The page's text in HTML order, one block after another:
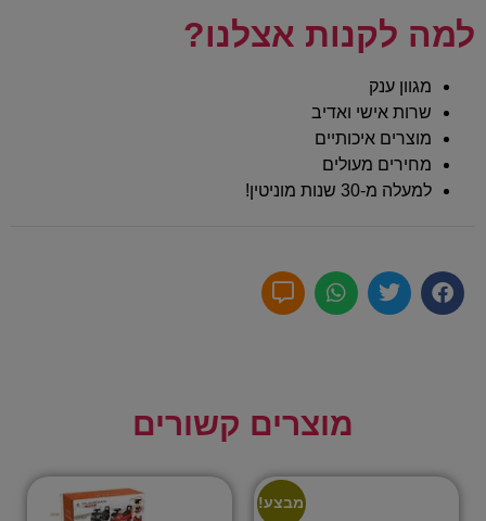
למה לקנות אצלנו?
מגוון ענק
שרות אישי ואדיב
מוצרים איכותיים
מחירים מעולים
למעלה מ-30 שנות מוניטין!
מוצרים קשורים
מבצע!